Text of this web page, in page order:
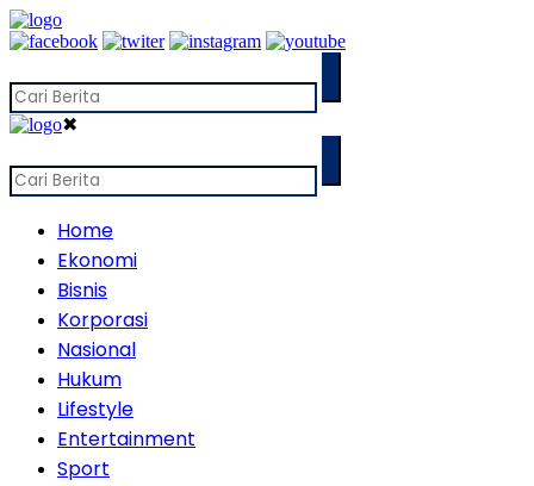
✖
Home
Ekonomi
Bisnis
Korporasi
Nasional
Hukum
Lifestyle
Entertainment
Sport